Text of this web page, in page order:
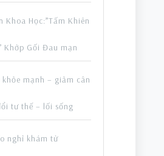
Khoa Học:”Tấm Khiên
Khớp Gối Đau mạn
mạnh – giảm cân
tư thế – lối sống
nghỉ khám từ